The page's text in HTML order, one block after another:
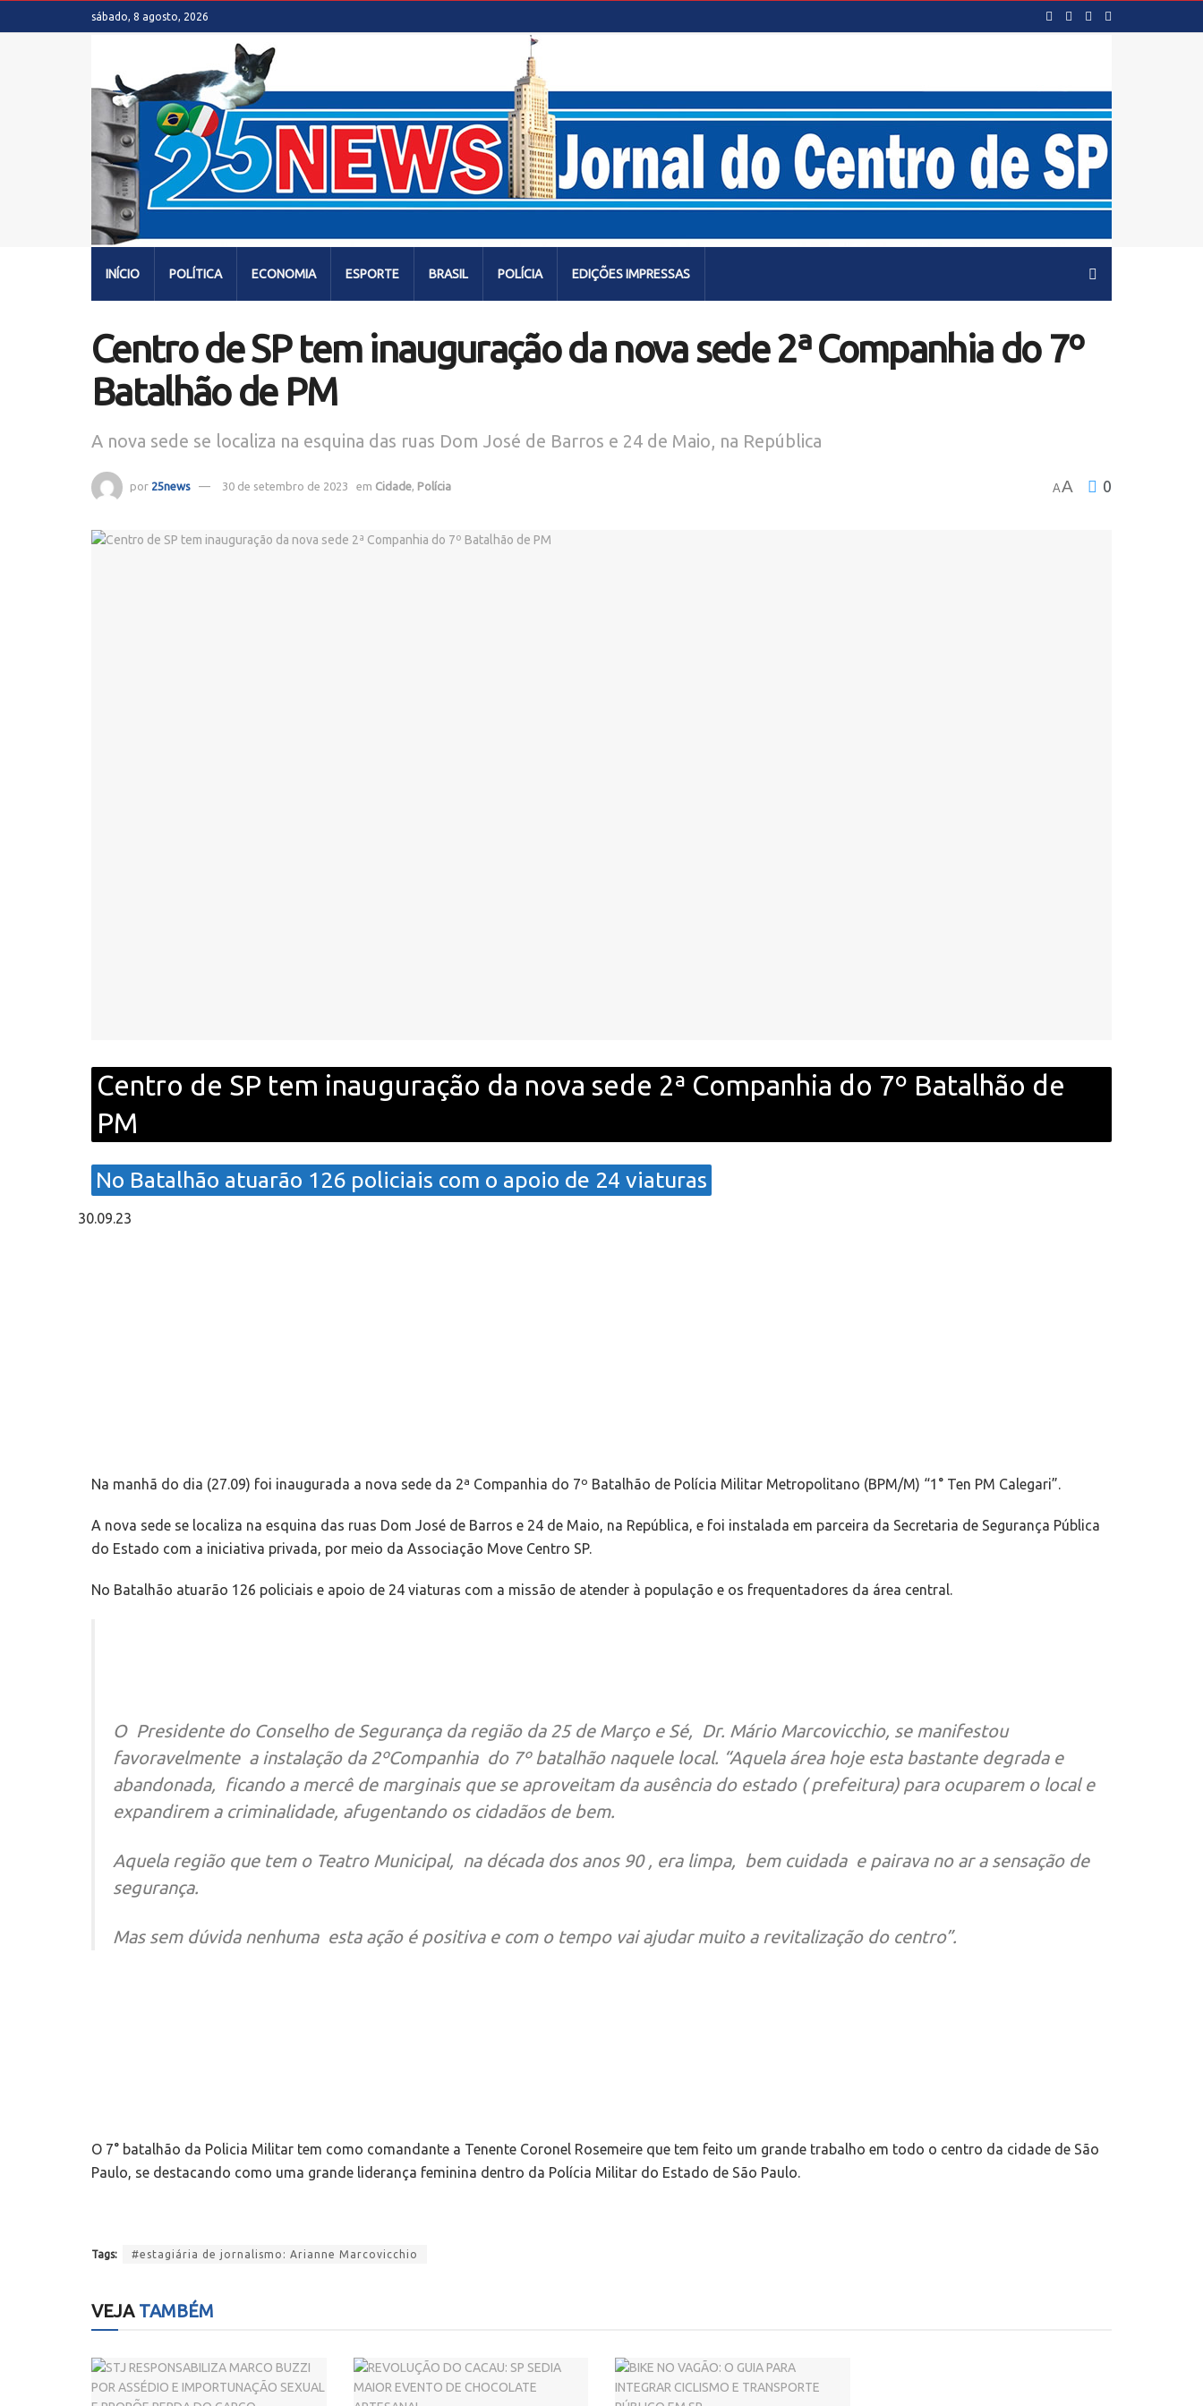
sábado, 8 agosto, 2026
INÍCIO POLÍTICA ECONOMIA ESPORTE BRASIL POLÍCIA EDIÇÕES IMPRESSAS
Centro de SP tem inauguração da nova sede 2ª Companhia do 7º
Batalhão de PM
A nova sede se localiza na esquina das ruas Dom José de Barros e 24 de Maio, na República
por 25news 30 de setembro de 2023 em Cidade Polícia AA 0
Centro de SP tem inauguração da nova sede 2ª Companhia do 7º Batalhão de
PM
No Batalhão atuarão 126 policiais com o apoio de 24 viaturas
30.09.23
Na manhã do dia (27.09) foi inaugurada a nova sede da 2ª Companhia do 7º Batalhão de Polícia Militar Metropolitano (BPM/M) “1° Ten PM Calegari”.
A nova sede se localiza na esquina das ruas Dom José de Barros e 24 de Maio, na República, e foi instalada em parceira da Secretaria de Segurança Pública
do Estado com a iniciativa privada, por meio da Associação Move Centro SP.
No Batalhão atuarão 126 policiais e apoio de 24 viaturas com a missão de atender à população e os frequentadores da área central.
O Presidente do Conselho de Segurança da região da 25 de Março e Sé, Dr. Mário Marcovicchio, se manifestou
favoravelmente a instalação da 2ºCompanhia do 7º batalhão naquele local. “Aquela área hoje esta bastante degrada e
abandonada, ficando a mercê de marginais que se aproveitam da ausência do estado ( prefeitura) para ocuparem o local e
expandirem a criminalidade, afugentando os cidadãos de bem.
Aquela região que tem o Teatro Municipal, na década dos anos 90 , era limpa, bem cuidada e pairava no ar a sensação de
segurança.
Mas sem dúvida nenhuma esta ação é positiva e com o tempo vai ajudar muito a revitalização do centro”.
O 7° batalhão da Policia Militar tem como comandante a Tenente Coronel Rosemeire que tem feito um grande trabalho em todo o centro da cidade de São
Paulo, se destacando como uma grande liderança feminina dentro da Polícia Militar do Estado de São Paulo.
Tags: #estagiária de jornalismo: Arianne Marcovicchio
VEJATAMBÉM